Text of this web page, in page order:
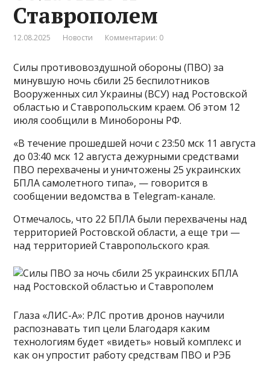
Ставрополем
12.08.2025 Новости Комментарии: 0
Силы противовоздушной обороны (ПВО) за
минувшую ночь сбили 25 беспилотников
Вооруженных сил Украины (ВСУ) над Ростовской
областью и Ставропольским краем. Об этом 12
июля сообщили в Минобороны РФ.
«В течение прошедшей ночи с 23:50 мск 11 августа
до 03:40 мск 12 августа дежурными средствами
ПВО перехвачены и уничтожены 25 украинских
БПЛА самолетного типа», — говорится в
сообщении ведомства в Telegram-канале.
Отмечалось, что 22 БПЛА были перехвачены над
территорией Ростовской области, а еще три —
над территорией Ставропольского края.
Глаза «ЛИС-А»: РЛС против дронов научили
распознавать тип цели Благодаря каким
технологиям будет «видеть» новый комплекс и
как он упростит работу средствам ПВО и РЭБ